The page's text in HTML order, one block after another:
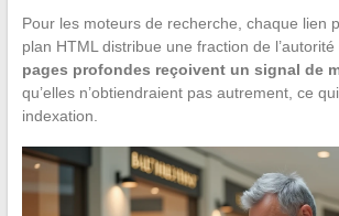
Pour les moteurs de recherche, chaque lien
plan HTML distribue une fraction de l’autorité
pages profondes reçoivent un signal de
qu’elles n’obtiendraient pas autrement, ce
indexation.